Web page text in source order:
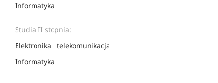
Informatyka
Studia II stopnia:
Elektronika i telekomunikacja
Informatyka